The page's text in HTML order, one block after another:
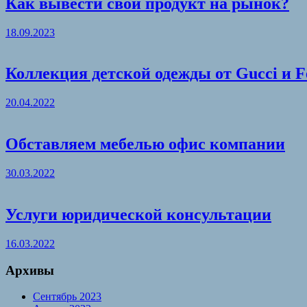
18.09.2023
Коллекция детской одежды от Gucci и
20.04.2022
Обставляем мебелью офис компании
30.03.2022
Услуги юридической консультации
16.03.2022
Архивы
Сентябрь 2023